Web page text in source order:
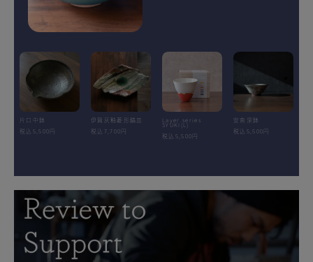
片口中鉢
税込5,500円
伊賀灰釉菱形鎬皿
税込7,700円
Layer.series
SYUKI(L)
税込5,500円
安南深鉢
税込5,500円